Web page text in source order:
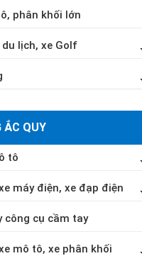
phân khối lớn
lịch, xe Golf
ẮC QUY
tô
máy điện, xe đạp điện
công cụ cầm tay
mô tô, xe phân khối